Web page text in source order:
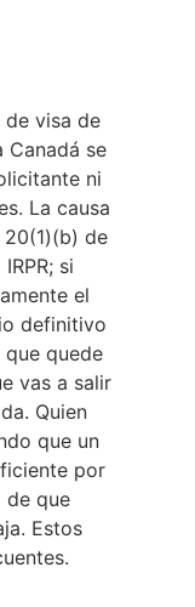
de visa de
Canadá se
ni
La causa
de
si
el
definitivo
quede
vas a salir
Quien
que un
por
de que
Estos